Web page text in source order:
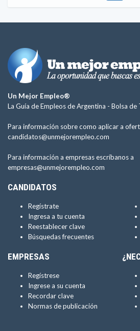
Un Mejor Empleo®
La Guía de Empleos de Argentina - Bolsa de
Para información sobre como aplicar a
candidatos@unmejorempleo.com
Para información a empresas escríbanos a
empresas@unmejorempleo.com
CANDIDATOS
Regístrate
Ingresa a tu cuenta
Reestablecer clave
Búsquedas frecuentes
EMPRESAS
Regístrese
Ingrese a su cuenta
Recordar clave
Normas de publicación